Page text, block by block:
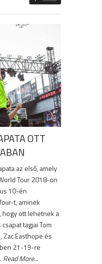
OTT
az első, amely
Tour 2018-on
10-én
t, aminek
ott lehetnek a
tagjai Tom
Zac Easthope és
21-19-re
Read More...